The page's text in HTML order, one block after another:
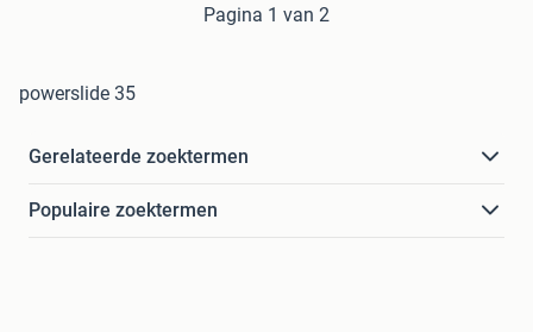
Pagina 1 van 2
powerslide 35
Gerelateerde zoektermen
Populaire zoektermen